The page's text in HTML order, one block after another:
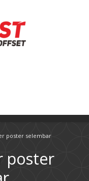
poster selembar
poster